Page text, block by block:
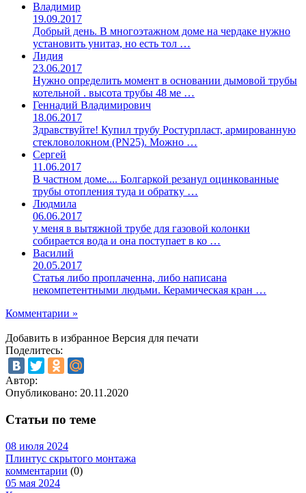
Владимир
19.09.2017
Добрый день. В многоэтажном доме на чердаке нужно
установить унитаз, но есть тол …
Лидия
23.06.2017
Нужно определить момент в основании дымовой трубы
котельной . высота трубы 48 ме …
Геннадий Владимирович
18.06.2017
Здравствуйте! Купил трубу Ростурпласт, армированную
стекловолокном (PN25). Можно …
Сергей
11.06.2017
В частном доме.... Болгаркой резанул оцинкованные
трубы отопления туда и обратку …
Людмила
06.06.2017
у меня в вытяжной трубе для газовой колонки
собирается вода и она поступает в ко …
Василий
20.05.2017
Статья либо проплаченна, либо написана
некомпетентными людьми. Керамическая кран …
Комментарии »
Добавить в избранное Версия для печати
Поделитесь:
Автор:
Опубликовано: 20.11.2020
Статьи по теме
08 июля 2024
Плинтус скрытого монтажа
комментарии (0)
05 мая 2024